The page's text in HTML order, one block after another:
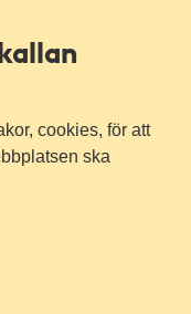
cookies, för att
ska